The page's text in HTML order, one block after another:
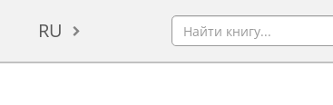
RU